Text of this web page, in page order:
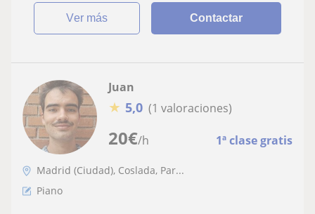
ver más Contactar
20€/h 1ª clase gratis
Juan
★ 5,0 (1 valoraciones)
Madrid (Ciudad), Coslada, Par...
Piano